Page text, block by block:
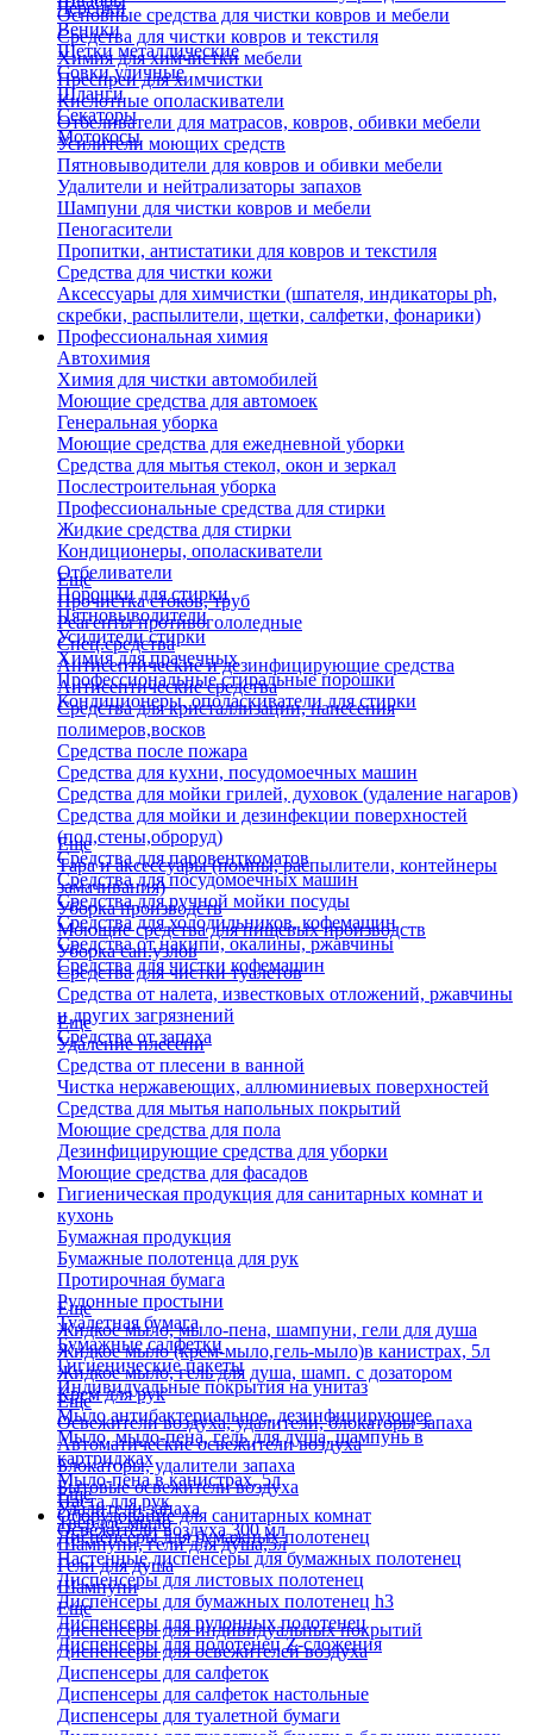
Черенки
Веники
Щетки металлические
Совки уличные
Шланги
Секаторы
Мотокосы
Основные средства для чистки ковров и мебели
Средства для чистки ковров и текстиля
Химия для химчистки мебели
Преспреи для химчистки
Кислотные ополаскиватели
Отбеливатели для матрасов, ковров, обивки мебели
Усилители моющих средств
Пятновыводители для ковров и обивки мебели
Удалители и нейтрализаторы запахов
Шампуни для чистки ковров и мебели
Пеногасители
Пропитки, антистатики для ковров и текстиля
Средства для чистки кожи
Аксессуары для химчистки (шпателя, индикаторы ph,
скребки, распылители, щетки, салфетки, фонарики)
Профессиональная химия
Автохимия
Химия для чистки автомобилей
Моющие средства для автомоек
Генеральная уборка
Моющие средства для ежедневной уборки
Средства для мытья стекол, окон и зеркал
Послестроительная уборка
Профессиональные средства для стирки
Жидкие средства для стирки
Кондиционеры, ополаскиватели
Отбеливатели
Порошки для стирки
Пятновыводители
Усилители стирки
Химия для прачечных
Профессиональные стиральные порошки
Кондиционеры, ополаскиватели для стирки
Еще
Прочистка стоков, труб
Реагенты противогололедные
Спец.средства
Антисептические и дезинфицирующие средства
Антисептические средства
Средства для кристаллизации, нанесения
полимеров,восков
Средства после пожара
Средства для кухни, посудомоечных машин
Средства для мойки грилей, духовок (удаление нагаров)
Средства для мойки и дезинфекции поверхностей
(пол,стены,оброруд)
Средства для паровенткоматов
Средства для посудомоечных машин
Средства для ручной мойки посуды
Средства для холодильников, кофемашин
Средства от накипи, окалины, ржавчины
Средства для чистки кофемашин
Еще
Тара и аксессуары (помпы, распылители, контейнеры
замачивания)
Уборка производств
Моющие средства для пищевых производств
Уборка сан.узлов
Средства для чистки туалетов
Средства от налета, известковых отложений, ржавчины
и других загрязнений
Средства от запаха
Еще
Удаление плесени
Средства от плесени в ванной
Чистка нержавеющих, аллюминиевых поверхностей
Средства для мытья напольных покрытий
Моющие средства для пола
Дезинфицирующие средства для уборки
Моющие средства для фасадов
Гигиеническая продукция для санитарных комнат и
кухонь
Бумажная продукция
Бумажные полотенца для рук
Протирочная бумага
Рулонные простыни
Туалетная бумага
Бумажные салфетки
Гигиенические пакеты
Индивидуальные покрытия на унитаз
Еще
Жидкое мыло, мыло-пена, шампуни, гели для душа
Жидкое мыло (крем-мыло,гель-мыло)в канистрах, 5л
Жидкое мыло, гель для душа, шамп. с дозатором
Крем для рук
Мыло антибактериальное, дезинфицирующее
Мыло, мыло-пена, гель для душа, шампунь в
картриджах
Мыло-пена в канистрах, 5л
Паста для рук
Твердое мыло
Шампуни, гели для душа,5л
Гели для душа
Шампуни
Еще
Освежители воздуха, удалители, блокаторы запаха
Автоматические освежители воздуха
Блокаторы, удалители запаха
Бытовые освежители воздуха
Удалители запаха
Освежители воздуха 300 мл
Еще
Оборудование для санитарных комнат
Диспенсеры для бумажных полотенец
Настенные диспенсеры для бумажных полотенец
Диспенсеры для листовых полотенец
Диспенсеры для бумажных полотенец h3
Диспенсеры для рулонных полотенец
Диспенсеры для полотенец Z-сложения
Еще
Диспенсеры для индивидуальных покрытий
Диспенсеры для освежителей воздуха
Диспенсеры для салфеток
Диспенсеры для салфеток настольные
Диспенсеры для туалетной бумаги